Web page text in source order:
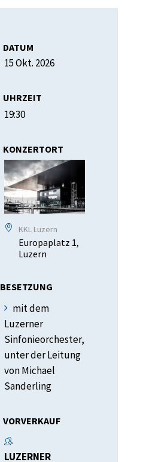
DATUM
15 Okt. 2026
UHRZEIT
19:30
KONZERTORT
KKL Luzern
Europaplatz 1,
Luzern
BESETZUNG
mit dem
Luzerner
Sinfonieorchester,
unter der Leitung
von Michael
Sanderling
VORVERKAUF
LUZERNER